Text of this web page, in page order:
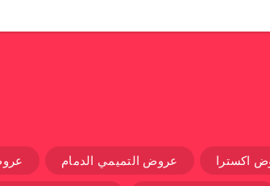
اكسترا عروض التميمي الدمام